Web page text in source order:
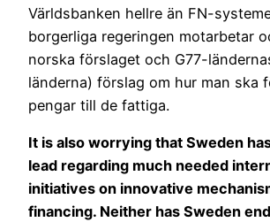
Världsbanken hellre än FN-
borgerliga regeringen motarbetar
norska förslaget och G77-
länderna) förslag om hur man ska
pengar till de fattiga.
It is also worrying that Sweden
lead regarding much needed
initiatives on innovative
financing. Neither has Sweden